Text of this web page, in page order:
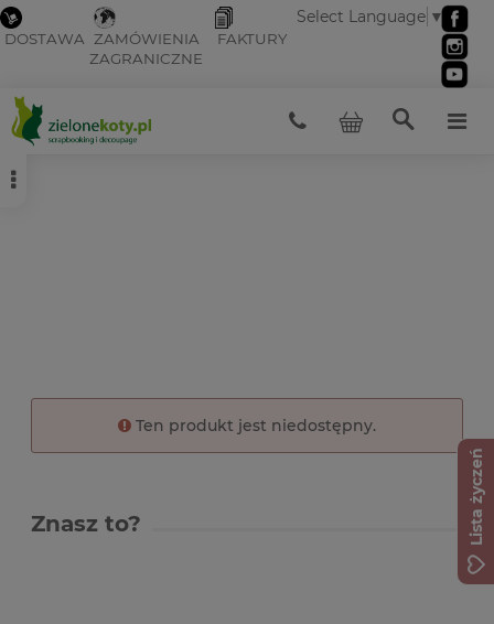
DOSTAWA ZAMÓWIENIA
ZAGRANICZNE
FAKTURY
Select Language ▼
Ten produkt jest niedostępny.
Znasz to? Lista życzeń